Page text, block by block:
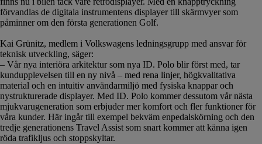
förvandlas de digitala instrumentens displayer till skärmvyer som
påminner om den första generationen Golf.
Kai Grünitz, medlem i Volkswagens ledningsgrupp med ansvar för
teknisk utveckling, säger:
– Vår nya interiöra arkitektur som nya ID. Polo blir först med, tar
kundupplevelsen till en ny nivå – med rena linjer, högkvalitativa
material och en intuitiv användarmiljö med fysiska knappar och
nystrukturerade displayer. Med ID. Polo kommer dessutom vår nästa
mjukvarugeneration som erbjuder mer komfort och fler funktioner för
våra kunder. Här ingår till exempel bekväm enpedalskörning och den
tredje generationens Travel Assist som snart kommer att känna igen
röda trafikljus och stoppskyltar.